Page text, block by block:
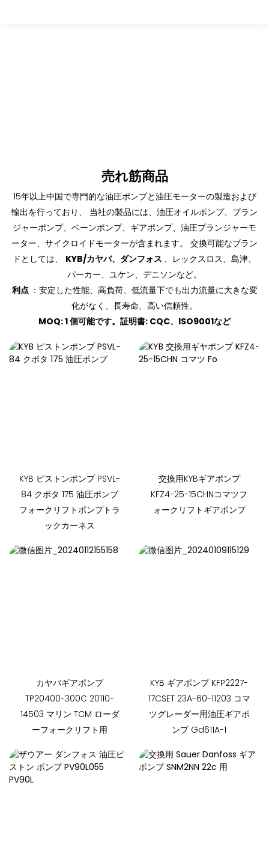
売れ筋商品
15年以上中国で専門的な油圧ポンプと油圧モーターの製造および
輸出を行っており、 当社の製品には、油圧オイルポンプ、プラン
ジャーポンプ、ベーンポンプ、ギアポンプ、油圧プランジャーモ
ーター、サイクロイドモーターが含まれます。 交換可能なブラン
ドとしては、 KYB/カヤバ、ダンフォス 、レックスロス、島津、
パーカー、ユケン、デニソンなど。
利点 ：安定した性能、高負荷、低流量下でも出力流量に大きな変
化がなく、長寿命、高い信頼性。
MOQ: 1 個可能です。証明書: CQC、ISO9001など
KYB ピストンポンプ PSVL-
84 クボタ 175 油圧ポンプ
フォークリフトポンプトラ
ックカーネス
交換用KYBギアポンプ
KFZ4-25-15CHNコマツフ
ォークリフトギアポンプ
カヤバギアポンプ
TP20400-300C 20110-
14503 マリン TCM ローダ
ーフォークリフト用
KYB ギアポンプ KFP2227-
17CSET 23A-60-11203 コマ
ツグレーダー用油圧ギアポ
ンプ Gd611A-1